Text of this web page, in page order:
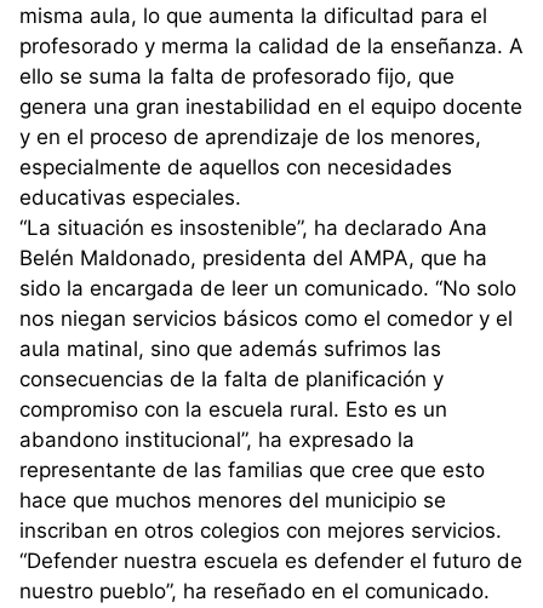
misma aula, lo que aumenta la dificultad para el
profesorado y merma la calidad de la enseñanza. A
ello se suma la falta de profesorado fijo, que
genera una gran inestabilidad en el equipo docente
y en el proceso de aprendizaje de los menores,
especialmente de aquellos con necesidades
educativas especiales.
“La situación es insostenible”, ha declarado Ana
Belén Maldonado, presidenta del AMPA, que ha
sido la encargada de leer un comunicado. “No solo
nos niegan servicios básicos como el comedor y el
aula matinal, sino que además sufrimos las
consecuencias de la falta de planificación y
compromiso con la escuela rural. Esto es un
abandono institucional”, ha expresado la
representante de las familias que cree que esto
hace que muchos menores del municipio se
inscriban en otros colegios con mejores servicios.
“Defender nuestra escuela es defender el futuro de
nuestro pueblo”, ha reseñado en el comunicado.